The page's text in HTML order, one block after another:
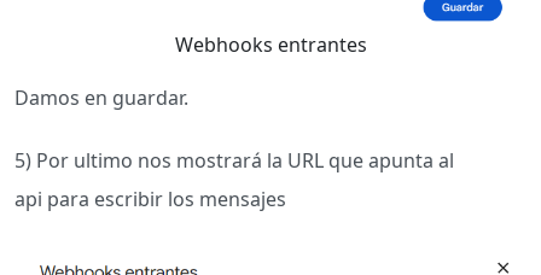
Webhooks entrantes
Damos en guardar.
5) Por ultimo nos mostrará la URL que apunta al
api para escribir los mensajes